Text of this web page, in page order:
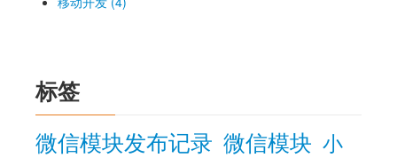
标签
微信模块发布记录 微信模块 小